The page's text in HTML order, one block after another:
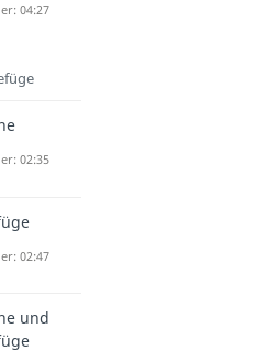
04:27
02:35
02:47
und